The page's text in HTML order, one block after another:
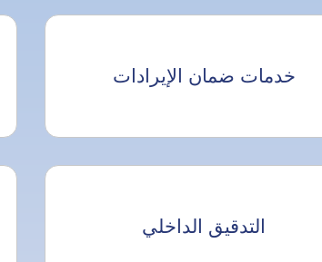
خدمات ضمان الإيرادات
التدقيق الداخلي